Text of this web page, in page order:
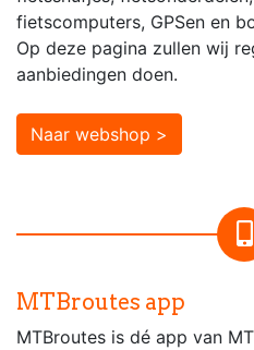
fietscomputers, GPSen en
Op deze pagina zullen wij
aanbiedingen doen.
Naar webshop >
MTBroutes app
MTBroutes is dé app van